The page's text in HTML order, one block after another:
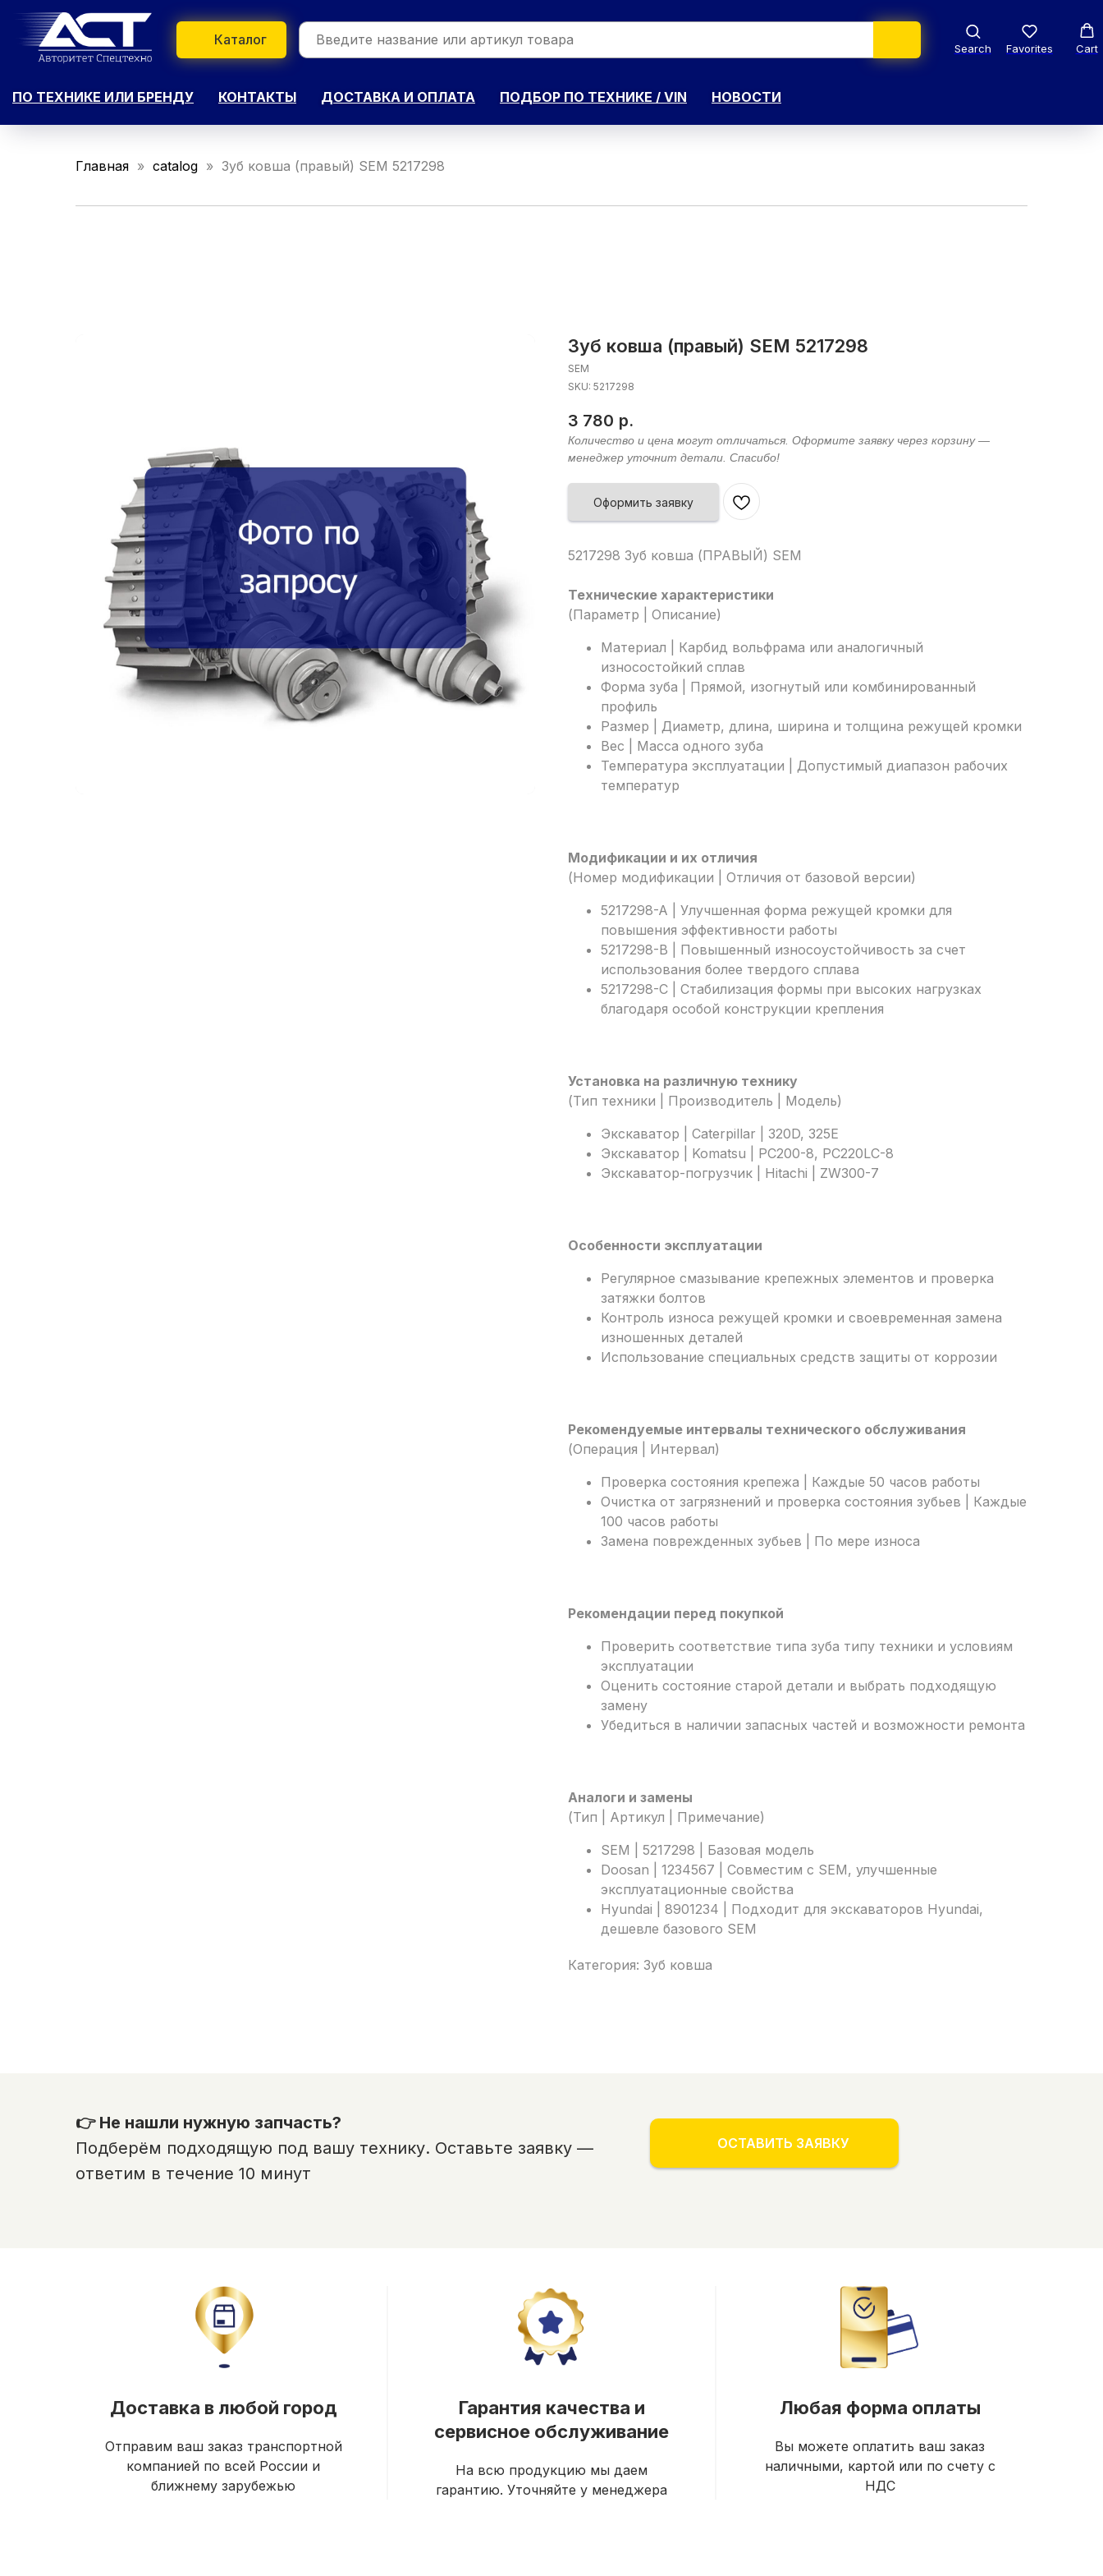
Каталог
Search Favorites Cart
ПО ТЕХНИКЕ ИЛИ БРЕНДУ КОНТАКТЫ ДОСТАВКА И ОПЛАТА ПОДБОР ПО ТЕХНИКЕ / VIN НОВОСТИ
Главная catalog Зуб ковша (правый) SEM 5217298
Зуб ковша (правый) SEM 5217298
SEM
SKU: 5217298
3 780 р.
Оформить заявку
5217298 Зуб ковша (ПРАВЫЙ) SEM
Технические характеристики
(Параметр | Описание)
Материал | Карбид вольфрама или аналогичный
износостойкий сплав
Форма зуба | Прямой, изогнутый или комбинированный
профиль
Размер | Диаметр, длина, ширина и толщина режущей кромки
Вес | Масса одного зуба
Температура эксплуатации | Допустимый диапазон рабочих
температур
Модификации и их отличия
(Номер модификации | Отличия от базовой версии)
5217298-A | Улучшенная форма режущей кромки для
повышения эффективности работы
5217298-B | Повышенный износоустойчивость за счет
использования более твердого сплава
5217298-C | Стабилизация формы при высоких нагрузках
благодаря особой конструкции крепления
Установка на различную технику
(Тип техники | Производитель | Модель)
Экскаватор | Caterpillar | 320D, 325E
Экскаватор | Komatsu | PC200-8, PC220LC-8
Экскаватор-погрузчик | Hitachi | ZW300-7
Особенности эксплуатации
Регулярное смазывание крепежных элементов и проверка
затяжки болтов
Контроль износа режущей кромки и своевременная замена
изношенных деталей
Использование специальных средств защиты от коррозии
Рекомендуемые интервалы технического обслуживания
(Операция | Интервал)
Проверка состояния крепежа | Каждые 50 часов работы
Очистка от загрязнений и проверка состояния зубьев | Каждые
100 часов работы
Замена поврежденных зубьев | По мере износа
Рекомендации перед покупкой
Проверить соответствие типа зуба типу техники и условиям
эксплуатации
Оценить состояние старой детали и выбрать подходящую
замену
Убедиться в наличии запасных частей и возможности ремонта
Аналоги и замены
(Тип | Артикул | Примечание)
SEM | 5217298 | Базовая модель
Doosan | 1234567 | Совместим с SEM, улучшенные
эксплуатационные свойства
Hyundai | 8901234 | Подходит для экскаваторов Hyundai,
дешевле базового SEM
Категория: Зуб ковша
👉 Не нашли нужную запчасть?
Подберём подходящую под вашу технику. Оставьте заявку —
ответим в течение 10 минут
ОСТАВИТЬ ЗАЯВКУ
Доставка в любой город
Отправим ваш заказ транспортной
компанией по всей России и
ближнему зарубежью
Гарантия качества и
сервисное обслуживание
На всю продукцию мы даем
гарантию. Уточняйте у менеджера
Любая форма оплаты
Вы можете оплатить ваш заказ
наличными, картой или по счету с
НДС